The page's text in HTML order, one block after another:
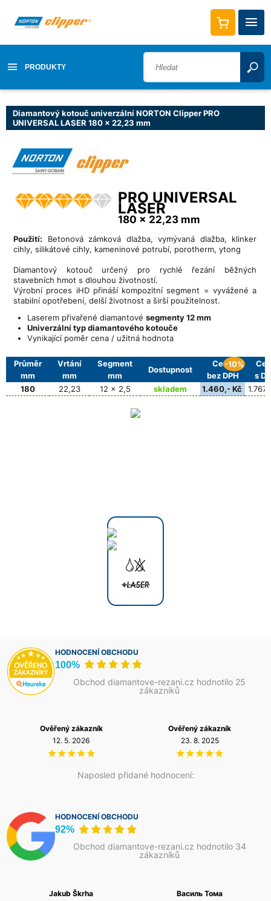
PRODUKTY
Diamantový kotouč univerzální NORTON Clipper PRO
UNIVERSAL LASER 180 x 22,23 mm
PRO UNIVERSAL
LASER
180 x 22,23 mm
Použití: Betonová zámková dlažba, vymývaná dlažba, klinker
cihly, silikátové cihly, kameninové potrubí, porotherm, ytong
Diamantový kotouč určený pro rychlé řezání běžných
stavebních hmot s dlouhou životností.
Výrobní proces iHD přináší kompozitní segment = vyvážené a
stabilní opotřebení, delší životnost a širší použitelnost.
Laserem přivařené diamantové segmenty 12 mm
Univerzální typ diamantového kotouče
Vynikající poměr cena / užitná hodnota
Průměr
mm
Vrtání
mm
Segment
mm
Dostupnost
Cena
bez DPH
-10%
s
180
22,23 12 x 2,5 skladem 1.460,- Kč
HODNOCENÍ OBCHODU
100%
Obchod diamantove-rezani.cz hodnotilo 25
zákazníků
Naposled přidané hodnocení:
Ověřený zákazník
12. 5. 2026
Ověřený zákazník
23. 8. 2025
HODNOCENÍ OBCHODU
92%
Obchod diamantove-rezani.cz hodnotilo 34
zákazníků
Jakub Škrha
Василь Тома